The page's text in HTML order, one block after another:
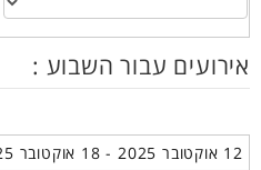
אירועים עבור השבוע :
12 אוקטובר 2025 - 18 אוקטובר 2025